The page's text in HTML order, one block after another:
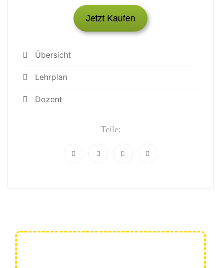
Jetzt Kaufen
Übersicht
Lehrplan
Dozent
Teile: